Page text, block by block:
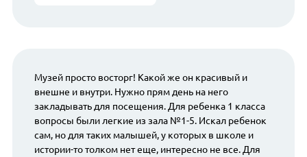
Музей просто восторг! Какой же он красивый и
внешне и внутри. Нужно прям день на него
закладывать для посещения. Для ребенка 1 класса
вопросы были легкие из зала №1-5. Искал ребенок
сам, но для таких малышей, у которых в школе и
истории-то толком нет еще, интересно не все. Для